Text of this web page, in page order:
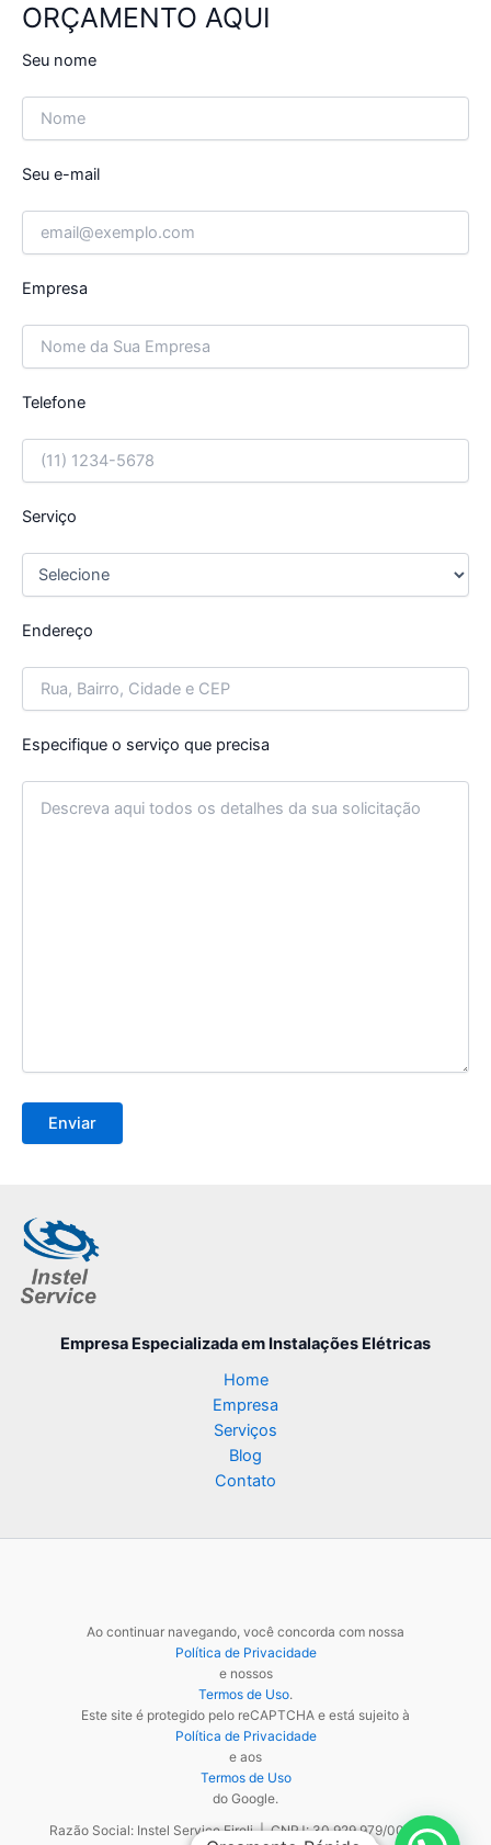
ORÇAMENTO AQUI
Seu nome
Seu e-mail
Empresa
Telefone
Serviço
Endereço
Especifique o serviço que precisa
Empresa Especializadaem Instalações Elétricas
Home
Empresa
Serviços
Blog
Contato
Ao continuar navegando, você concorda com nossa
Política de Privacidade
e nossos
Termos de Uso.
Este site é protegido pelo reCAPTCHA e está sujeito à
Política de Privacidade
e aos
Termos de Uso
do Google.
Razão Social: Instel Service Eireli | CNPJ: 30.929.979/0001-48